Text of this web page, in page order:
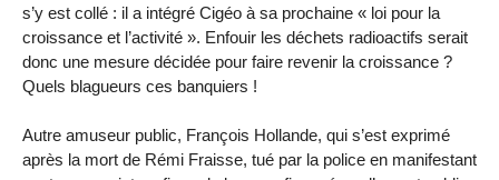
s’y est collé : il a intégré Cigéo à sa prochaine « loi pour la
croissance et l’activité ». Enfouir les déchets radioactifs serait
donc une mesure décidée pour faire revenir la croissance ?
Quels blagueurs ces banquiers !
Autre amuseur public, François Hollande, qui s’est exprimé
après la mort de Rémi Fraisse, tué par la police en manifestant